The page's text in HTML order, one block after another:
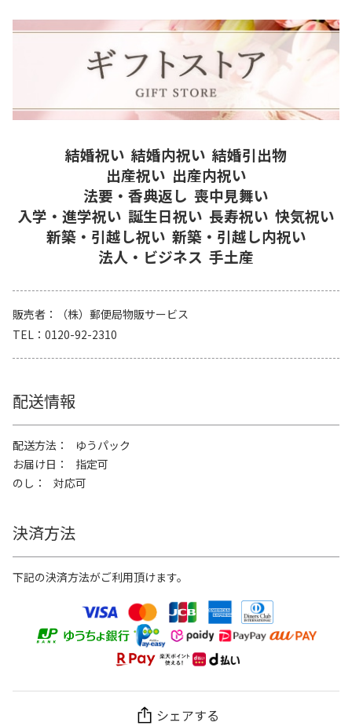
結婚祝い 結婚内祝い 結婚引出物
出産祝い 出産内祝い
法要・香典返し 喪中見舞い
入学・進学祝い 誕生日祝い 長寿祝い 快気祝い
新築・引越し祝い 新築・引越し内祝い
法人・ビジネス 手土産
販売者
（株）郵便局物販サービス
TEL
0120-92-2310
配送情報
配送方法
ゆうパック
お届け日
指定可
のし
対応可
決済方法
下記の決済方法がご利用頂けます。
シェアする